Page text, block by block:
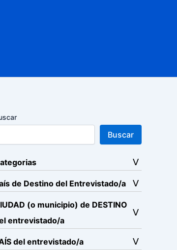
Buscar
de Destino del Entrevistado/a
(o municipio) de DESTINO
entrevistado/a
del entrevistado/a